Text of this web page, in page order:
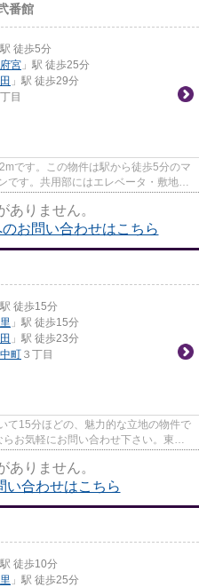
番館
駅 徒歩5分
宮 」駅 徒歩25分
」駅 徒歩29分
目
です。この物件は駅から徒歩5分のマ
です。共用部にはエレベータ・敷地内
ありません。
お問い合わせはこちら
駅 徒歩15分
」駅 徒歩15分
」駅 徒歩23分
町 ３丁目
て15分ほどの、魅力的な立地の物件で
お気軽にお問い合わせ下さい。東海
ありません。
い合わせはこちら
駅 徒歩10分
」駅 徒歩25分